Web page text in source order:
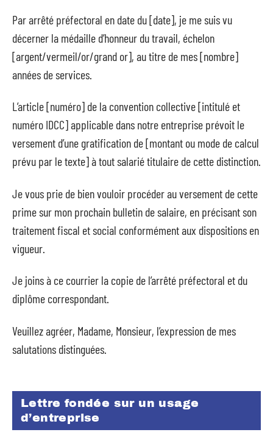
Par arrêté préfectoral en date du [date], je me suis vu
décerner la médaille d’honneur du travail, échelon
[argent/vermeil/or/grand or], au titre de mes [nombre]
années de services.
L’article [numéro] de la convention collective [intitulé et
numéro IDCC] applicable dans notre entreprise prévoit le
versement d’une gratification de [montant ou mode de calcul
prévu par le texte] à tout salarié titulaire de cette distinction.
Je vous prie de bien vouloir procéder au versement de cette
prime sur mon prochain bulletin de salaire, en précisant son
traitement fiscal et social conformément aux dispositions en
vigueur.
Je joins à ce courrier la copie de l’arrêté préfectoral et du
diplôme correspondant.
Veuillez agréer, Madame, Monsieur, l’expression de mes
salutations distinguées.
Lettre fondée sur un usage
d’entreprise